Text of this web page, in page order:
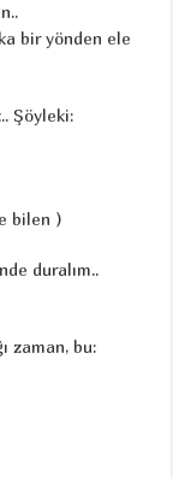
bir yönden ele
Şöyleki:
bilen )
duralım..
zaman, bu: